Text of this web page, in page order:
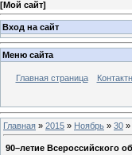
[Мой сайт]
Вход на сайт
Меню сайта
Главная страница
Главная » 2015 » Ноябрь » 30 »
90–летие Всероссийского